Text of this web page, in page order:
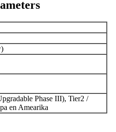
Phase III), Tier2 /
en Amearika